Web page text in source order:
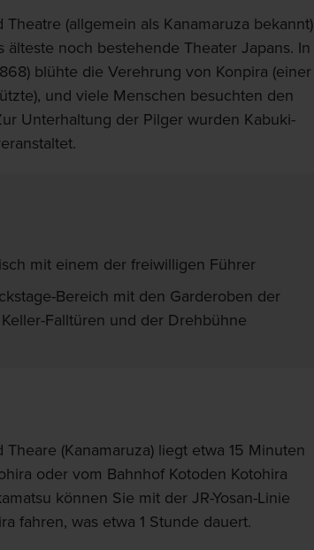
(allgemein als Kanamaruza bekannt)
älteste noch bestehende Theater Japans. In
blühte die Verehrung von Konpira (einer
und viele Menschen besuchten den
Unterhaltung der Pilger wurden Kabuki-
mit einem der freiwilligen Führer
Bereich mit den Garderoben der
Falltüren und der Drehbühne
(Kanamaruza) liegt etwa 15 Minuten
oder vom Bahnhof Kotoden Kotohira
können Sie mit der JR-Yosan-Linie
fahren, was etwa 1 Stunde dauert.